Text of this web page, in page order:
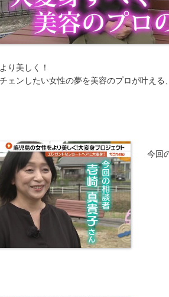
り美しく！
ェンしたい女性の夢を美容のプロが叶える
今回